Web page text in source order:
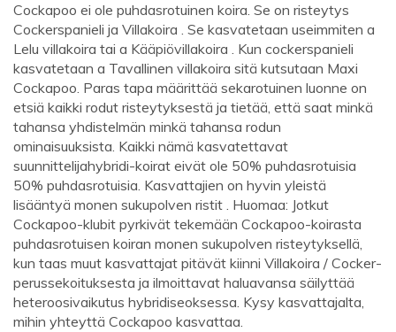
Cockapoo ei ole puhdasrotuinen koira. Se on risteytys
Cockerspanieli ja Villakoira . Se kasvatetaan useimmiten a
Lelu villakoira tai a Kääpiövillakoira . Kun cockerspanieli
kasvatetaan a Tavallinen villakoira sitä kutsutaan Maxi
Cockapoo. Paras tapa määrittää sekarotuinen luonne on
etsiä kaikki rodut risteytyksestä ja tietää, että saat minkä
tahansa yhdistelmän minkä tahansa rodun
ominaisuuksista. Kaikki nämä kasvatettavat
suunnittelijahybridi-koirat eivät ole 50% puhdasrotuisia
50% puhdasrotuisia. Kasvattajien on hyvin yleistä
lisääntyä monen sukupolven ristit . Huomaa: Jotkut
Cockapoo-klubit pyrkivät tekemään Cockapoo-koirasta
puhdasrotuisen koiran monen sukupolven risteytyksellä,
kun taas muut kasvattajat pitävät kiinni Villakoira / Cocker-
perussekoituksesta ja ilmoittavat haluavansa säilyttää
heteroosivaikutus hybridiseoksessa. Kysy kasvattajalta,
mihin yhteyttä Cockapoo kasvattaa.